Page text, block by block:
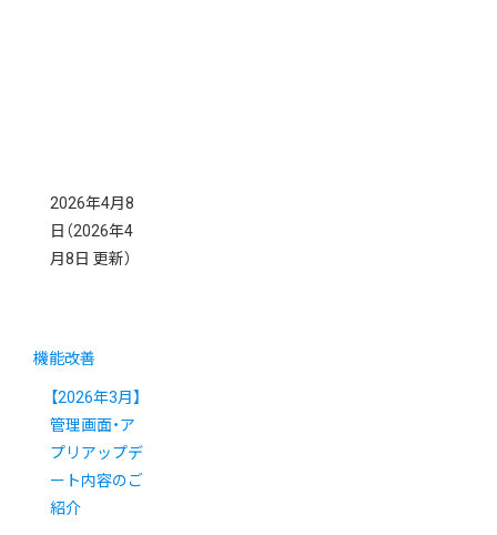
2026年4月8
日 （2026年4
月8日 更新）
機能改善
【2026年3月】
管理画面・ア
プリアップデ
ート内容のご
紹介